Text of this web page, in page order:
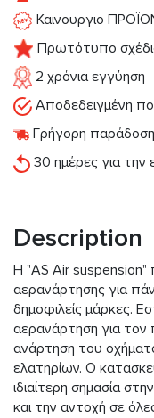
Καινουργιο
Πρωτότυπο
2 χρόνια εγγύηση
Αποδεδειγμένη
Γρήγορη
30 ημέρες για
Description
Η "AS Air
αερανάρτησης για
δημοφιλείς μάρκες.
αερανάρτηση για
ανάρτηση του
ελατηρίων. Ο
ιδιαίτερη σημασία
και την αντοχή σε όλες